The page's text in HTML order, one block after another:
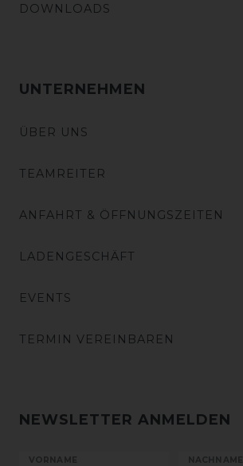
DOWNLOADS
UNTERNEHMEN
ÜBER UNS
TEAMREITER
ANFAHRT & ÖFFNUNGSZEITEN
LADENGESCHÄFT
EVENTS
TERMIN VEREINBAREN
NEWSLETTER ANMELDEN
VORNAME NACHNAME